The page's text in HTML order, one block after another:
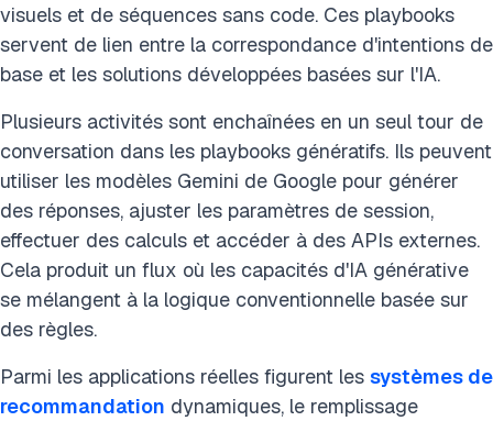
visuels et de séquences sans code. Ces playbooks
servent de lien entre la correspondance d'intentions de
base et les solutions développées basées sur l'IA.
Plusieurs activités sont enchaînées en un seul tour de
conversation dans les playbooks génératifs. Ils peuvent
utiliser les modèles Gemini de Google pour générer
des réponses, ajuster les paramètres de session,
effectuer des calculs et accéder à des APIs externes.
Cela produit un flux où les capacités d'IA générative
se mélangent à la logique conventionnelle basée sur
des règles.
Parmi les applications réelles figurent les systèmes de
recommandation dynamiques, le remplissage